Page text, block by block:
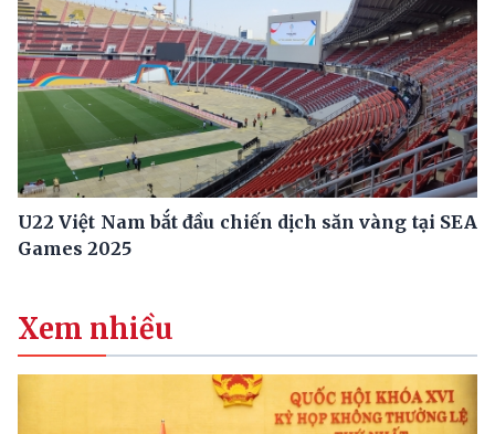
U22 Việt Nam bắt đầu chiến dịch săn vàng tại SEA
Games 2025
Xem nhiều